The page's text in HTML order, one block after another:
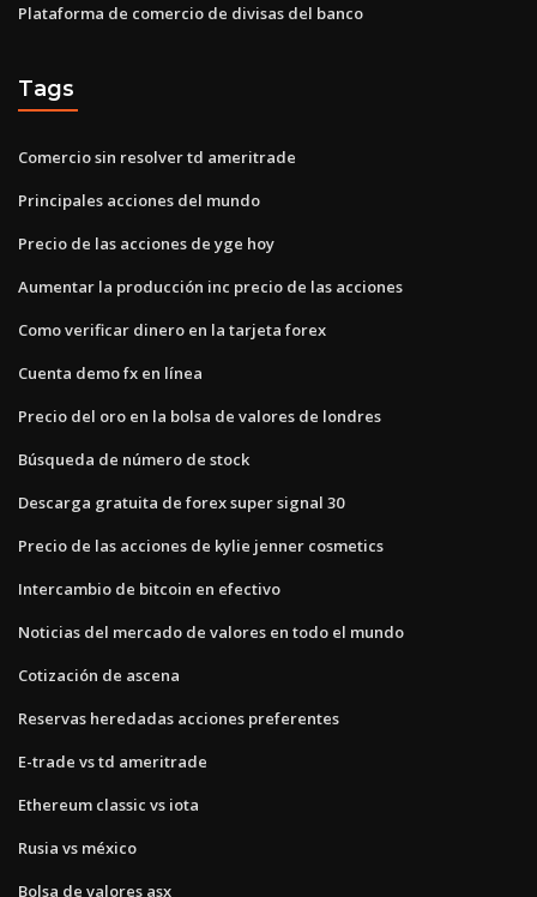
Plataforma de comercio de divisas del banco
Tags
Comercio sin resolver td ameritrade
Principales acciones del mundo
Precio de las acciones de yge hoy
Aumentar la producción inc precio de las acciones
Como verificar dinero en la tarjeta forex
Cuenta demo fx en línea
Precio del oro en la bolsa de valores de londres
Búsqueda de número de stock
Descarga gratuita de forex super signal 30
Precio de las acciones de kylie jenner cosmetics
Intercambio de bitcoin en efectivo
Noticias del mercado de valores en todo el mundo
Cotización de ascena
Reservas heredadas acciones preferentes
E-trade vs td ameritrade
Ethereum classic vs iota
Rusia vs méxico
Bolsa de valores asx